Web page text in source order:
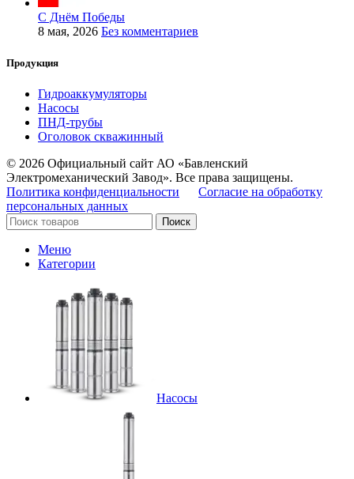
С Днём Победы
8 мая, 2026 Без комментариев
Продукция
Гидроаккумуляторы
Насосы
ПНД-трубы
Оголовок скважинный
© 2026 Официальный сайт АО «Бавленский
Электромеханический Завод». Все права защищены.
Политика конфиденциальности
Согласие на обработку
персональных данных
Поиск
Меню
Категории
Насосы